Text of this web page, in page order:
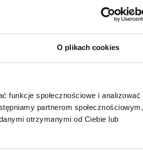
O plikach cookies
funkcje społecznościowe i analizować
partnerom społecznościowym,
otrzymanymi od Ciebie lub
Ma to
się to